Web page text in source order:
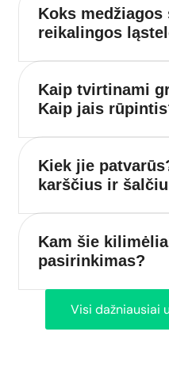
Koks medžiagos
reikalingos
Kaip tvirtinami
Kaip jais
Kiek jie
karščius ir
Kam šie
pasirinkimas?
Visi dažniausiai